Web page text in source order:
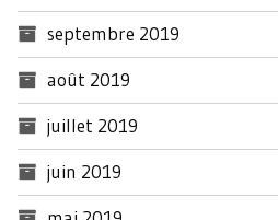
septembre 2019
août 2019
juillet 2019
juin 2019